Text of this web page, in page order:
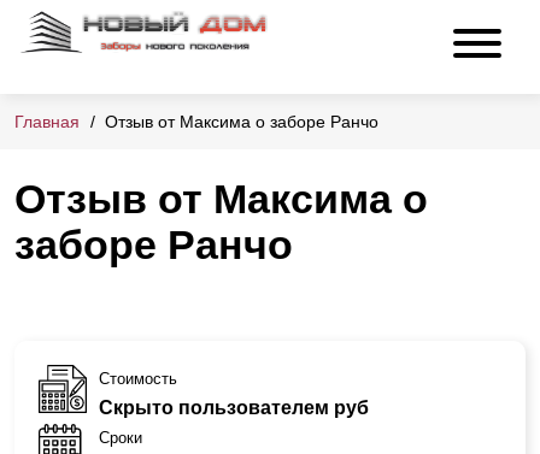
Главная Отзыв от Максима о заборе Ранчо
Отзыв от Максима о
заборе Ранчо
Стоимость
Скрыто пользователем руб
Сроки